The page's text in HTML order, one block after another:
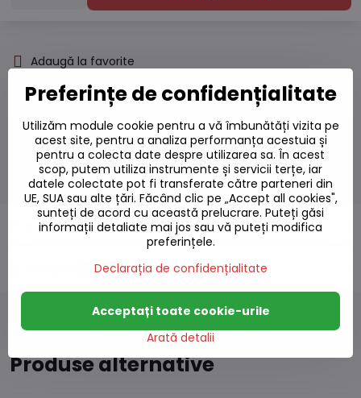
Adaugă la favorite
Watchdog
Număr depozit:S7#SK#77031#1
Producător:
Descriere
Produse alternative
Preferințe de confidențialitate
Utilizăm module cookie pentru a vă îmbunătăți vizita pe
acest site, pentru a analiza performanța acestuia și
pentru a colecta date despre utilizarea sa. În acest
scop, putem utiliza instrumente și servicii terțe, iar
datele colectate pot fi transferate către parteneri din
UE, SUA sau alte țări. Făcând clic pe „Accept all cookies",
sunteți de acord cu această prelucrare. Puteți găsi
informații detaliate mai jos sau vă puteți modifica
preferințele.
Declarația de confidențialitate
Arată detalii
Acceptați toate cookie-urile